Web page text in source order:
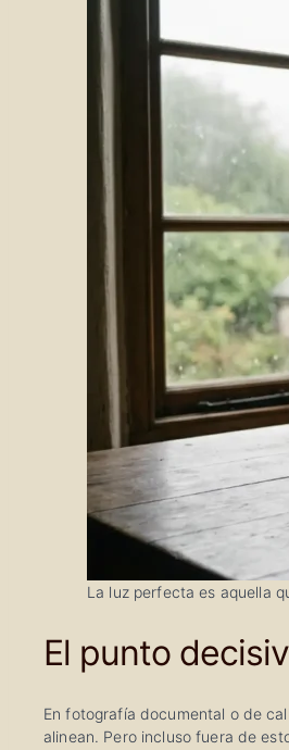
La luz perfecta es aquella
El punto
En fotografía documental o de
alinean. Pero incluso fuera de